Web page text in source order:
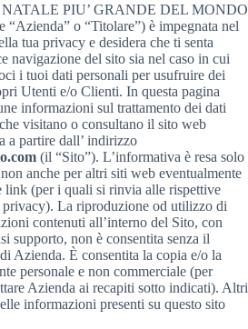
PIU’ GRANDE DEL MONDO
o “Titolare”) è impegnata nel
tua privacy e desidera che ti senta
navigazione del sito sia nel caso in cui
i tuoi dati personali per usufruire dei
Utenti e/o Clienti. In questa pagina
informazioni sul trattamento dei dati
visitano o consultano il sito web
a partire dall’ indirizzo
(il “Sito”). L’informativa è resa solo
anche per altri siti web eventualmente
link (per i quali si rinvia alle rispettive
La riproduzione od utilizzo di
contenuti all’interno del Sito, con
supporto, non è consentita senza il
Azienda. È consentita la copia e/o la
personale e non commerciale (per
Azienda ai recapiti sotto indicati). Altri
informazioni presenti su questo sito